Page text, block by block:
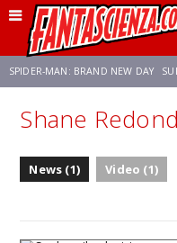
SPIDER-MAN: BRAND NEW DAY
FRANCO RICCIARDIELLO ZENDAYA
Shane
News (1) Video (1)